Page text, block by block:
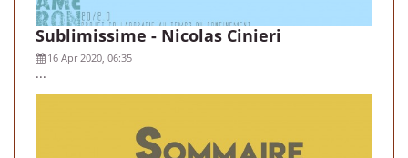
Sublimissime - Nicolas Cinieri
16 Apr 2020, 06:35
...